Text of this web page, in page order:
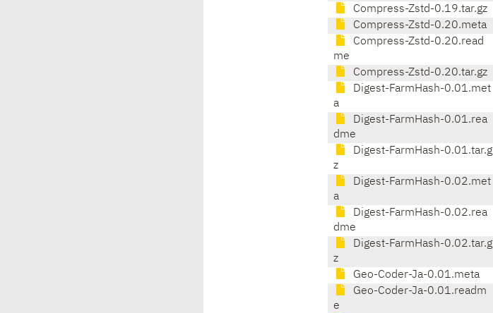
Compress-Zstd-0.19.tar.gz
Compress-Zstd-0.20.meta
Compress-Zstd-0.20.read
me
Compress-Zstd-0.20.tar.gz
Digest-FarmHash-0.01.met
a
Digest-FarmHash-0.01.rea
dme
Digest-FarmHash-0.01.tar.g
z
Digest-FarmHash-0.02.met
a
Digest-FarmHash-0.02.rea
dme
Digest-FarmHash-0.02.tar.g
z
Geo-Coder-Ja-0.01.meta
Geo-Coder-Ja-0.01.readm
e